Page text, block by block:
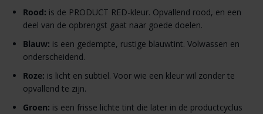
Rood: is de PRODUCT RED-kleur. Opvallend rood, en een
deel van de opbrengst gaat naar goede doelen.
Blauw: is een gedempte, rustige blauwtint. Volwassen en
onderscheidend.
Roze: is licht en subtiel. Voor wie een kleur wil zonder te
opvallend te zijn.
Groen: is een frisse lichte tint die later in de productcyclus